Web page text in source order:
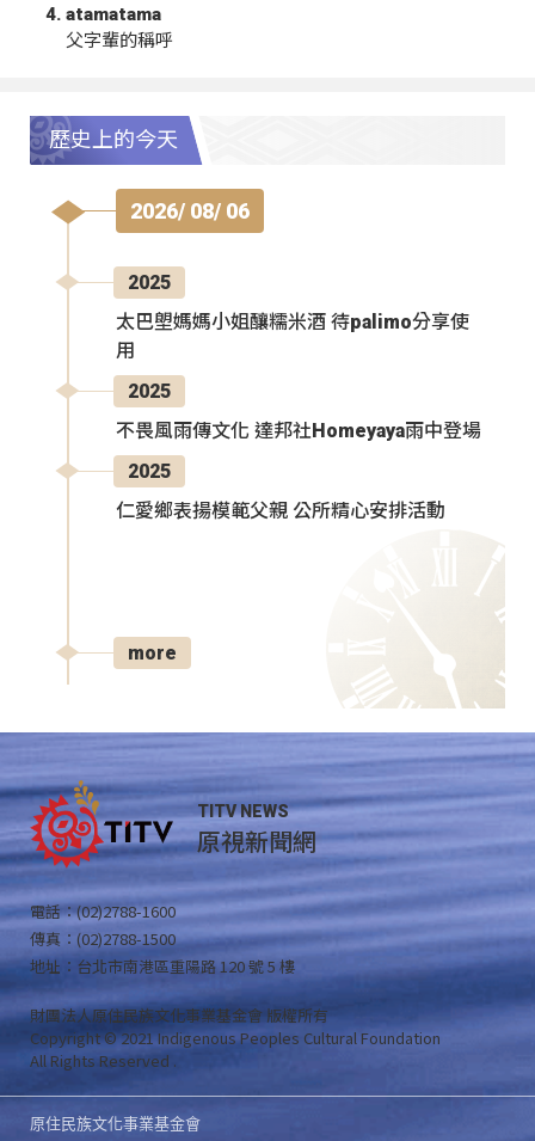
atamatama
父字輩的稱呼
歷史上的今天
2026/ 08/ 06
2025
太巴塱媽媽小姐釀糯米酒 待palimo分享使
用
2025
不畏風雨傳文化 達邦社Homeyaya雨中登場
2025
仁愛鄉表揚模範父親 公所精心安排活動
more
TITV NEWS
原視新聞網
電話：(02)2788-1600
傳真：(02)2788-1500
地址：台北市南港區重陽路 120 號 5 樓
財團法人原住民族文化事業基金會 版權所有
Copyright © 2021 Indigenous Peoples Cultural Foundation
All Rights Reserved .
原住民族文化事業基金會